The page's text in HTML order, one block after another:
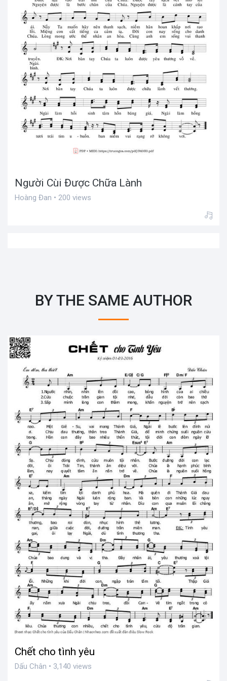
Người Cùi Được Chữa Lành
Hoàng Đan • 200 views
BY THE SAME AUTHOR
Chết cho tình yêu
Dấu Chân • 3,140 views